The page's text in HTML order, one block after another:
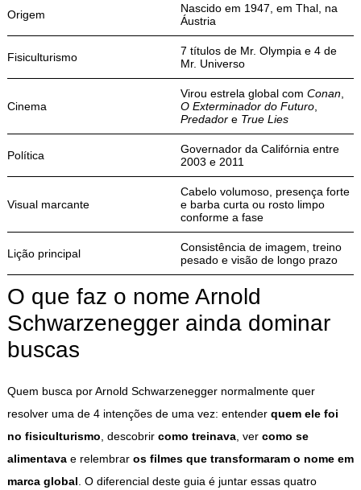
Origem
Nascido em 1947, em Thal, na
Áustria
Fisiculturismo
7 títulos de Mr. Olympia e 4 de
Mr. Universo
Cinema
Virou estrela global com Conan,
O Exterminador do Futuro,
Predadore True Lies
Política
Governador da Califórnia entre
2003 e 2011
Visual marcante
Cabelo volumoso, presença forte
e barba curta ou rosto limpo
conforme a fase
Lição principal
Consistência de imagem, treino
pesado e visão de longo prazo
O que faz o nome Arnold
Schwarzenegger ainda dominar
buscas
Quem busca por Arnold Schwarzenegger normalmente quer
resolver uma de 4 intenções de uma vez: entender quem ele foi
no fisiculturismo, descobrir como treinava, ver como se
alimentavae relembrar os filmes que transformaram o nome em
marca global. O diferencial deste guia é juntar essas quatro